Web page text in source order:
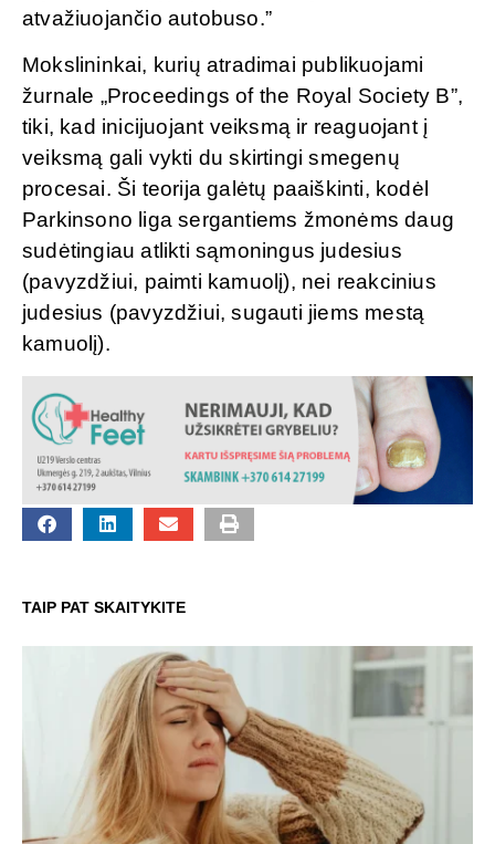
atvažiuojančio autobuso.”
Mokslininkai, kurių atradimai publikuojami
žurnale „Proceedings of the Royal Society B”,
tiki, kad inicijuojant veiksmą ir reaguojant į
veiksmą gali vykti du skirtingi smegenų
procesai. Ši teorija galėtų paaiškinti, kodėl
Parkinsono liga sergantiems žmonėms daug
sudėtingiau atlikti sąmoningus judesius
(pavyzdžiui, paimti kamuolį), nei reakcinius
judesius (pavyzdžiui, sugauti jiems mestą
kamuolį).
TAIP PAT SKAITYKITE